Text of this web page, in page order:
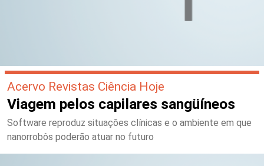
Acervo Revistas Ciência Hoje
Viagem pelos capilares sangüíneos
Software reproduz situações clínicas e o ambiente em que
nanorrobôs poderão atuar no futuro